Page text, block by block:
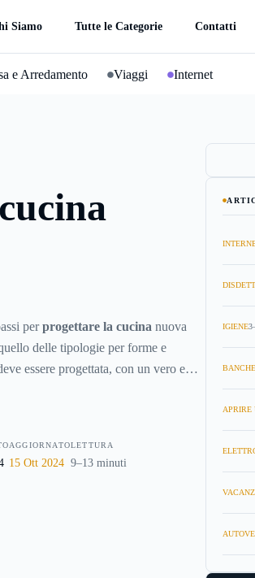
Siamo Tutte le Categorie Contatti
e Arredamento Viaggi Internet
perprogettare la cucina nuova
delle tipologie per forme e
essere progettata, con un vero e
prima della cucina stessa.
AGGIORNATO
15 Ott 2024
LETTURA
9–13 minuti
IGIENE
BANCHE
APRIRE